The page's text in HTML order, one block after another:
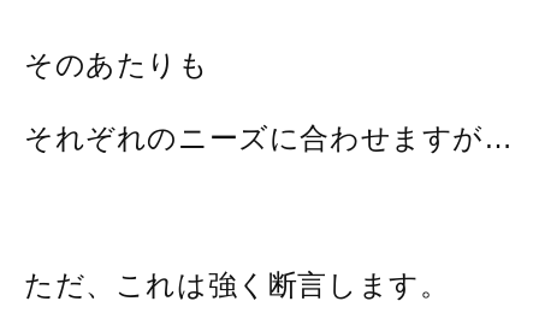
そのあたりも
それぞれのニーズに合わせますが…
ただ、これは強く断言します。